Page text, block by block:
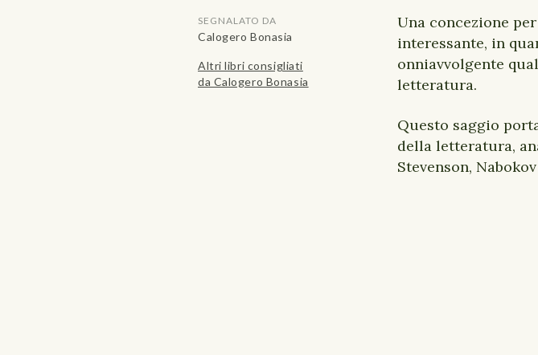
SEGNALATO DA
Calogero Bonasia
Altri libri consigliati
da Calogero Bonasia
Una concezione
interessante, in
onniavvolgente
letteratura.
Questo saggio
della letteratura,
Stevenson,